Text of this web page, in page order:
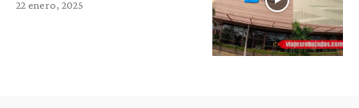
22 enero, 2025